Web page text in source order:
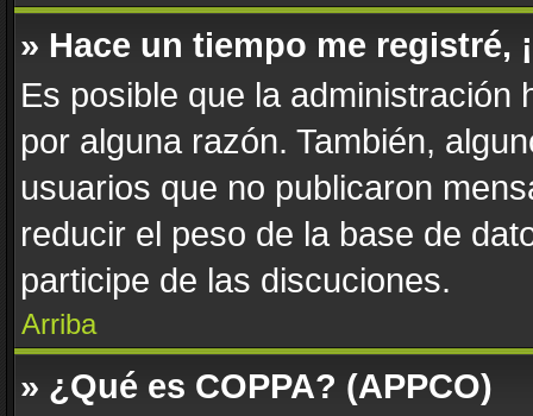
» Hace un tiempo me registré,
Es posible que la
por alguna razón. También,
usuarios que no publicaron
reducir el peso de la base de
participe de las discuciones.
Arriba
» ¿Qué es COPPA? (APPCO)